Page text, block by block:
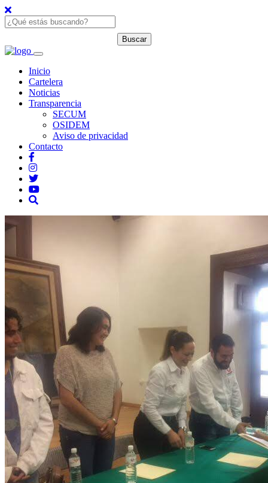
Inicio
Cartelera
Noticias
Transparencia
SECUM
OSIDEM
Aviso de privacidad
Contacto